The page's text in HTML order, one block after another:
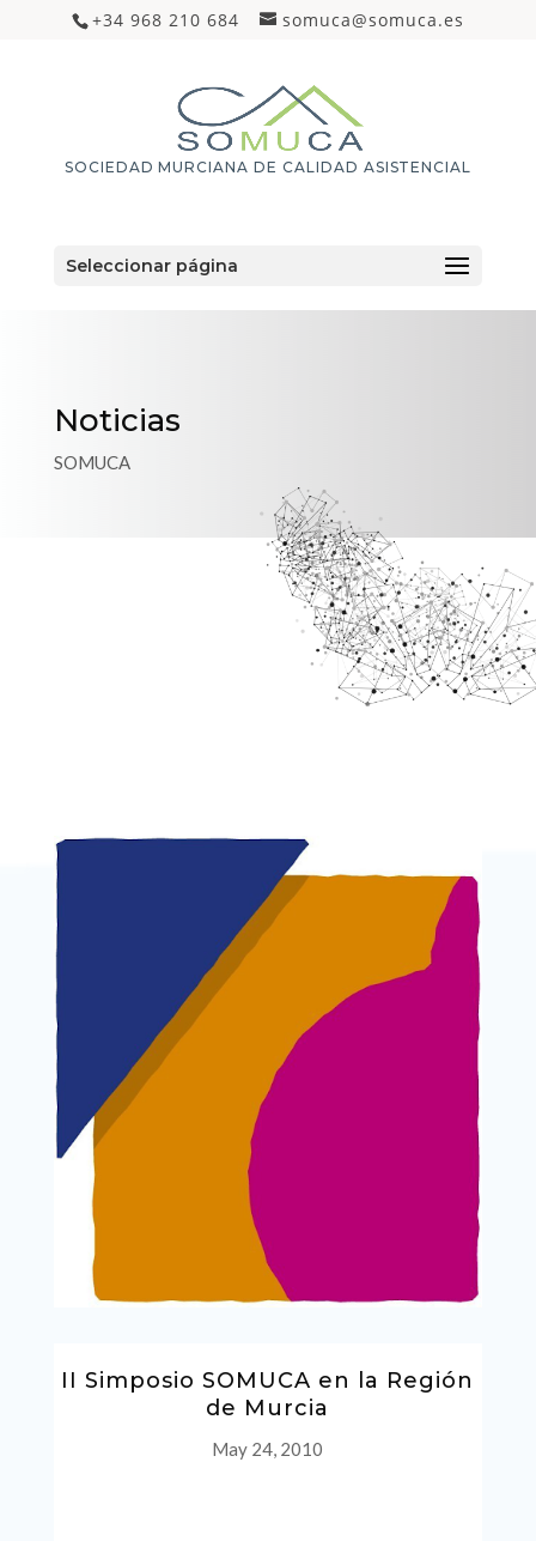
+34 968 210 684 somuca@somuca.es
SOCIEDAD MURCIANA DE CALIDAD ASISTENCIAL
Seleccionar página
Noticias
SOMUCA
II Simposio SOMUCA en la Región
de Murcia
May 24, 2010